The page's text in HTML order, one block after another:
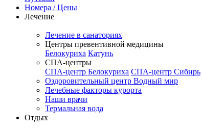
Номера / Цены
Лечение
Лечение в санаториях
Центры превентивной медицины
Белокуриха Катунь
СПА-центры
СПА-центр Белокуриха СПА-центр Сибирь
Оздоровительный центр Водный мир
Лечебные факторы курорта
Наши врачи
Термальная вода
Отдых